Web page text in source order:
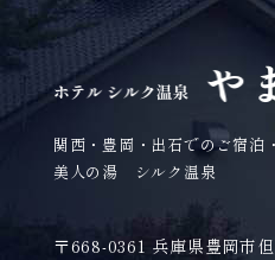
関西・豊岡・出石でのご宿泊
美人の湯 シルク温泉
〒668-0361 兵庫県豊岡市